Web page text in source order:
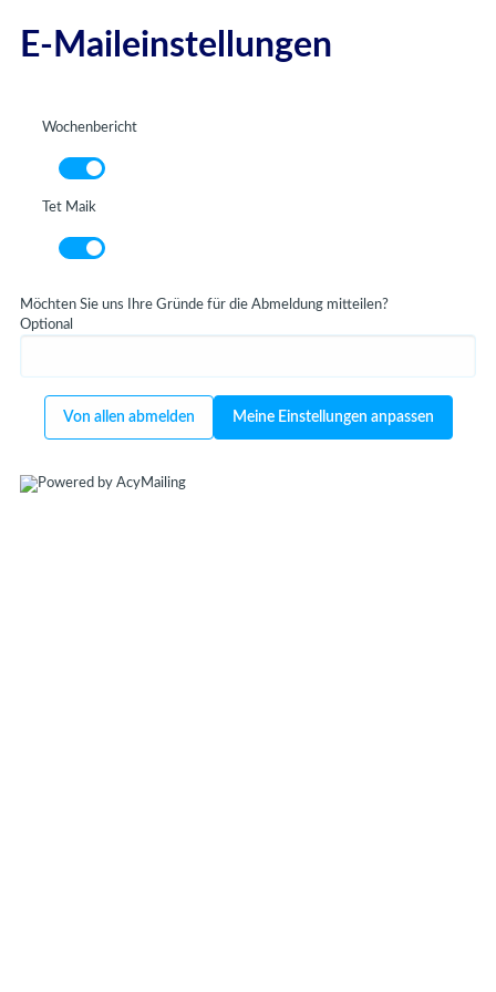
E-Maileinstellungen
Wochenbericht
Tet Maik
Möchten Sie uns Ihre Gründe für die Abmeldung mitteilen?
Optional
Von allen abmelden Meine Einstellungen anpassen